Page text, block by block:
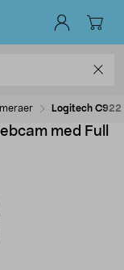
Logitech C922
med Full